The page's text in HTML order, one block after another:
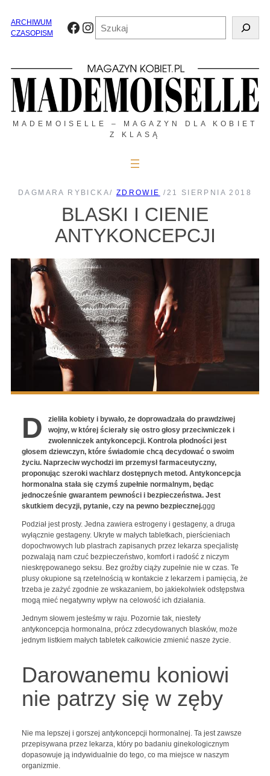
treściARCHIWUM
CZASOPISM
Facebook
Instagram
MADEMOISELLE – MAGAZYN DLA KOBIET
Z KLASĄ
DAGMARA RYBICKA/ ZDROWIE / 21 SIERPNIA 2018
BLASKI I CIENIE
ANTYKONCEPCJI
D
zieliła kobiety i bywało, że doprowadzała do prawdziwej
wojny, w której ścierały się ostro głosy przeciwniczek i
zwolenniczek antykoncepcji. Kontrola płodności jest
głosem dziewczyn, które świadomie chcą decydować o swoim
życiu. Naprzeciw wychodzi im przemysł farmaceutyczny,
proponując szeroki wachlarz dostępnych metod. Antykoncepcja
hormonalna stała się czymś zupełnie normalnym, będąc
jednocześnie gwarantem pewności i bezpieczeństwa. Jest
skutkiem decyzji, pytanie, czy na pewno bezpiecznej.ggg
Podział jest prosty. Jedna zawiera estrogeny i gestageny, a druga
wyłącznie gestageny. Ukryte w małych tabletkach, pierścieniach
dopochwowych lub plastrach zapisanych przez lekarza specjalistę
pozwalają nam czuć bezpieczeństwo, komfort i radość z niczym
nieskrępowanego seksu. Bez groźby ciąży zupełnie nie w czas. Te
plusy okupione są rzetelnością w kontakcie z lekarzem i pamięcią, że
trzeba je zażyć zgodnie ze wskazaniem, bo jakiekolwiek odstępstwa
mogą mieć negatywny wpływ na celowość ich działania.
Jednym słowem jesteśmy w raju. Pozornie tak, niestety
antykoncepcja hormonalna, prócz zdecydowanych blasków, może
jednym listkiem małych tabletek całkowicie zmienić nasze życie.
Darowanemu koniowi
nie patrzy się w zęby
Nie ma lepszej i gorszej antykoncepcji hormonalnej. Ta jest zawsze
przepisywana przez lekarza, który po badaniu ginekologicznym
dopasowuje ją indywidualnie do tego, co ma miejsce w naszym
organizmie.